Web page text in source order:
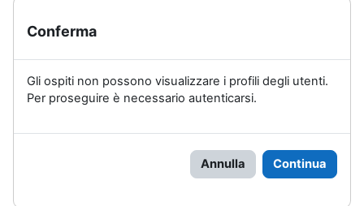
Conferma
Gli ospiti non possono visualizzare i profili degli utenti.
Per proseguire è necessario autenticarsi.
Annulla Continua